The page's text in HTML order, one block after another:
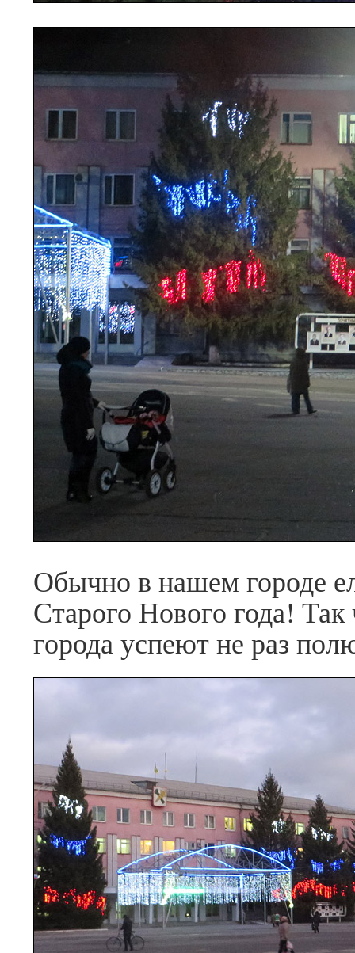
Обычно в нашем городе
Старого Нового года!
города успеют не раз